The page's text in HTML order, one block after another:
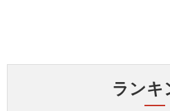
ランキ